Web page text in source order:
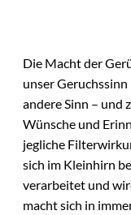
Die Macht der
unser
andere Sinn – und
Wünsche und
jegliche
sich im Kleinhirn
verarbeitet und
macht sich in